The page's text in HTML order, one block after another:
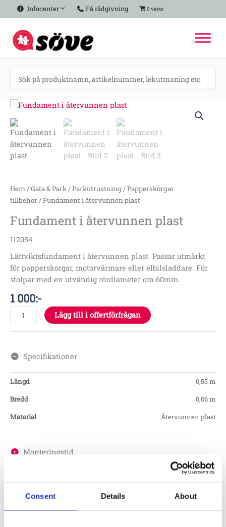
Consent Details About
Hoppa
till
innehåll
Infocenter Få rådgivning 0 varor
Hem/Gata & Park/Parkutrustning/Papperskorgar
tillbehör/ Fundament i återvunnen plast
Fundament i återvunnen plast
112054
Lättviktsfundament i återvunnen plast. Passar utmärkt
för papperskorgar, motorvärmare eller elbilsladdare. För
stolpar med en utvändig rördiameter om 60mm.
1 000:-
Fundament
i
återvunnen
plast
mängd
Lägg till i offertförfrågan
Specifikationer
Längd
0,55 m
Bredd
0,06 m
Material
Återvunnen plast
Monteringstid
Garantivillkor